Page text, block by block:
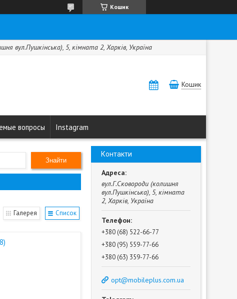
Кошик
вул.Пушкінська), 5, кімната 2, Харків, Україна
Кошик
вопросы Instagram
Знайти
Галерея Список
Контакти
вул.Г.Сковороди (колишня
вул.Пушкінська), 5, кімната
2, Харків, Україна
+380 (68) 522-66-77
+380 (95) 559-77-66
+380 (63) 359-77-66
opt@mobileplus.com.ua